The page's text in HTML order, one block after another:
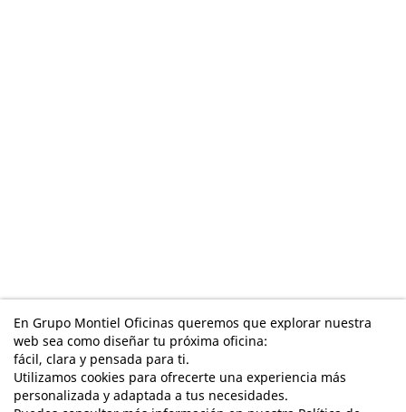
En Grupo Montiel Oficinas queremos que explorar nuestra
web sea como diseñar tu próxima oficina:
fácil, clara y pensada para ti.
Utilizamos cookies para ofrecerte una experiencia más
personalizada y adaptada a tus necesidades.